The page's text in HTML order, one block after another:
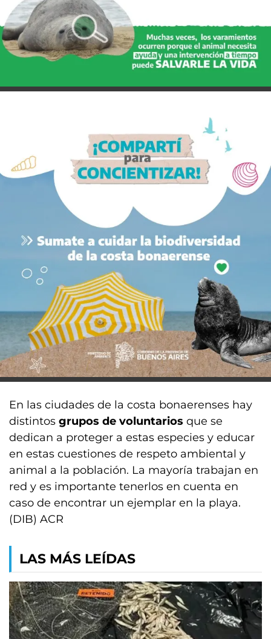
En las ciudades de la costa bonaerenses hay
distintos grupos de voluntarios que se
dedican a proteger a estas especies y educar
en estas cuestiones de respeto ambiental y
animal a la población. La mayoría trabajan en
red y es importante tenerlos en cuenta en
caso de encontrar un ejemplar en la playa.
(DIB) ACR
LAS MÁS LEÍDAS